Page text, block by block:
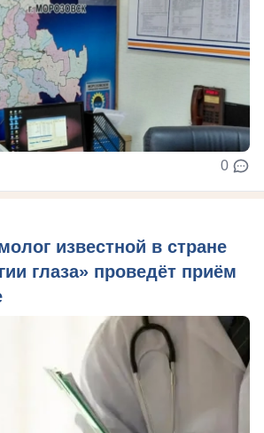
0
известной в стране
глаза» проведёт приём